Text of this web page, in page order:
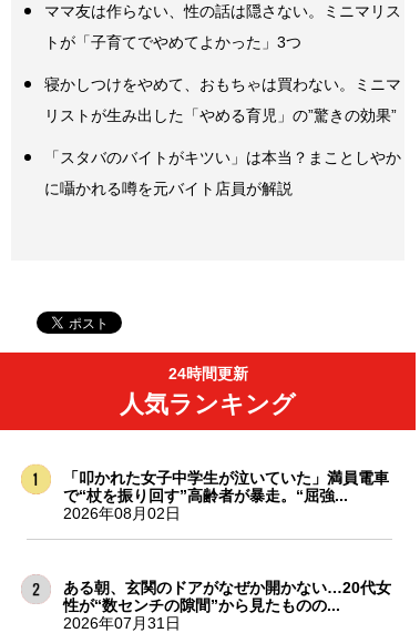
ママ友は作らない、性の話は隠さない。ミニマリス
トが「子育てでやめてよかった」3つ
寝かしつけをやめて、おもちゃは買わない。ミニマ
リストが生み出した「やめる育児」の”驚きの効果”
「スタバのバイトがキツい」は本当？まことしやか
に囁かれる噂を元バイト店員が解説
24時間更新
人気ランキング
「叩かれた女子中学生が泣いていた」満員電車
で“杖を振り回す”高齢者が暴走。“屈強...
2026年08月02日
ある朝、玄関のドアがなぜか開かない…20代女
性が“数センチの隙間”から見たものの...
2026年07月31日